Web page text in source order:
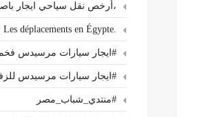
،أرخص نقل سياحي ايجار
.Les déplacements en Égypte | نقل سياحي
#ايجار سيارات مرسيدس
#ايجار سيارات مرسيدس
#منتدي_شباب_مصر